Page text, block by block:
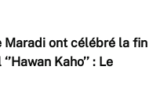
Maradi ont célébré la fin
Kaho’’ : Le